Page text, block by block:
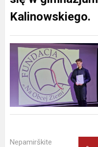
Kalinowskiego.
Nepamirškite